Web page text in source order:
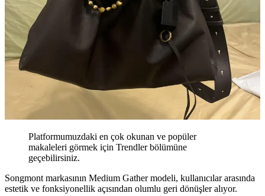
Platformumuzdaki en çok okunan ve popüler
makaleleri görmek için Trendler bölümüne
geçebilirsiniz.
Songmont markasının Medium Gather modeli, kullanıcılar arasında
estetik ve fonksiyonellik açısından olumlu geri dönüşler alıyor.